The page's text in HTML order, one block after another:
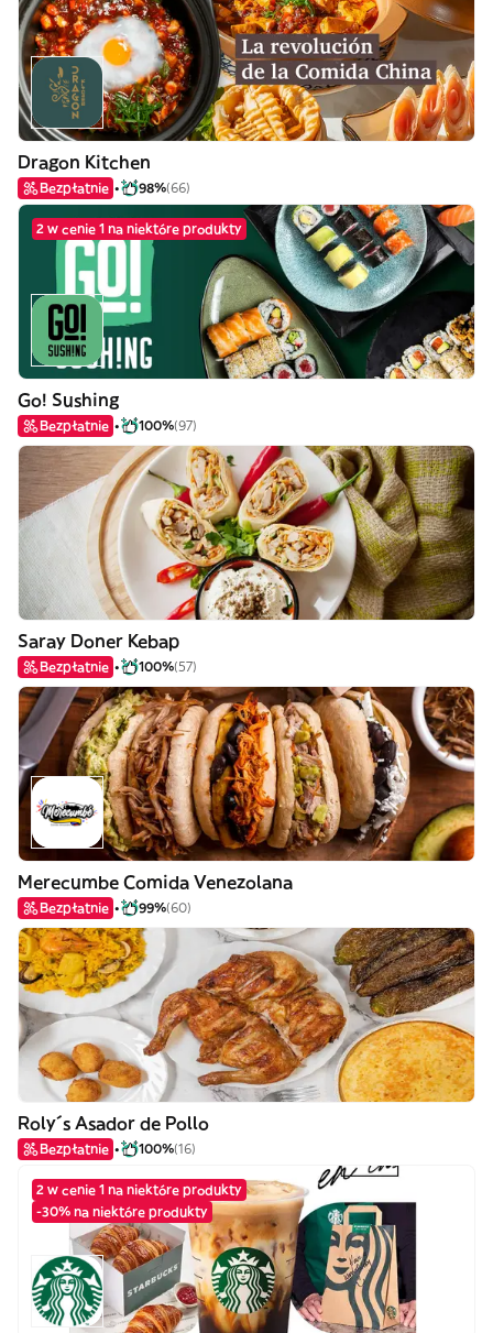
Dragon Kitchen
Bezpłatnie 98%(66)
2 w cenie 1 na niektóre produkty
Go! Sushing
Bezpłatnie 100%(97)
Saray Doner Kebap
Bezpłatnie 100%(57)
Merecumbe Comida Venezolana
Bezpłatnie 99%(60)
Roly´s Asador de Pollo
Bezpłatnie 100%(16)
2 w cenie 1 na niektóre produkty
-30% na niektóre produkty